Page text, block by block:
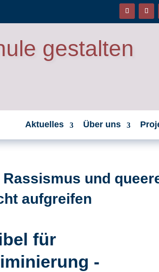
gestalten
Aktuelles Über uns
und
aufgreifen
für
-